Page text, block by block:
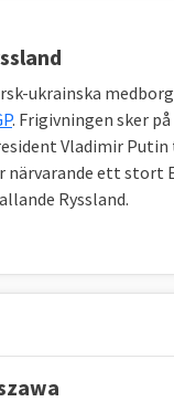
ukrainska
. Frigivningen sker
Vladimir Putin
ett stort
Ryssland.